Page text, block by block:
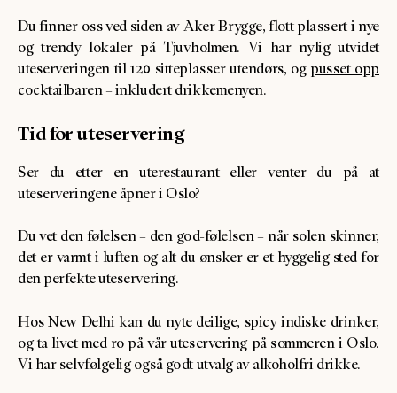
Du finner oss ved siden av Aker Brygge, flott plassert i nye
og trendy lokaler på Tjuvholmen. Vi har nylig utvidet
uteserveringen til 120 sitteplasser utendørs, ogpusset opp
cocktailbaren– inkludert drikkemenyen.
Tid for uteservering
Ser du etter en uterestaurant eller venter du på at
uteserveringene åpner i Oslo?
Du vet den følelsen – den god-følelsen – når solen skinner,
det er varmt i luften og alt du ønsker er et hyggelig sted for
den perfekte uteservering.
Hos New Delhi kan du nyte deilige, spicy indiske drinker,
og ta livet med ro på vår uteservering på sommeren i Oslo.
Vi har selvfølgelig også godt utvalg av alkoholfri drikke.